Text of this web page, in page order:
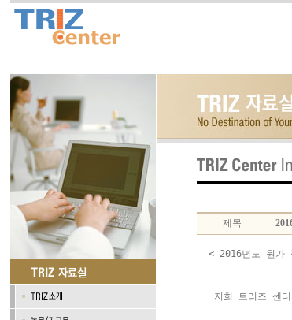
제목
< 2016년도 원가
저희 트리즈 센